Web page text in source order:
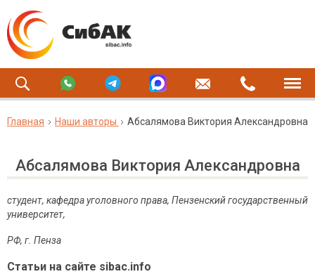
Главная Наши авторы Абсалямова Виктория Александровна
Абсалямова Виктория Александровна
студент, кафедра уголовного права, Пензенский государственный
университет,
РФ, г. Пенза
Статьи на сайте sibac.info